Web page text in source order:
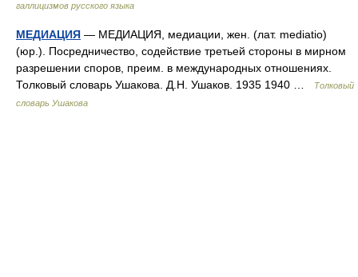
галлицизмов русского языка
МЕДИАЦИЯ — МЕДИАЦИЯ, медиации, жен. (лат. mediatio)
(юр.). Посредничество, содействие третьей стороны в мирном
разрешении споров, преим. в международных отношениях.
Толковый словарь Ушакова. Д.Н. Ушаков. 1935 1940 …
Толковый
словарь Ушакова